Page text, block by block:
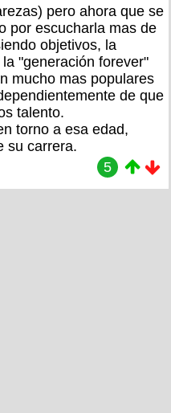
pero ahora que se
por escucharla mas de
objetivos, la
"generación forever"
mucho mas populares
de que
talento.
torno a esa edad,
su carrera.
5